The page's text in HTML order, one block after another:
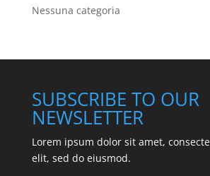
Nessuna categoria
SUBSCRIBE TO OUR
NEWSLETTER
Lorem ipsum dolor sit amet,
elit, sed do eiusmod.